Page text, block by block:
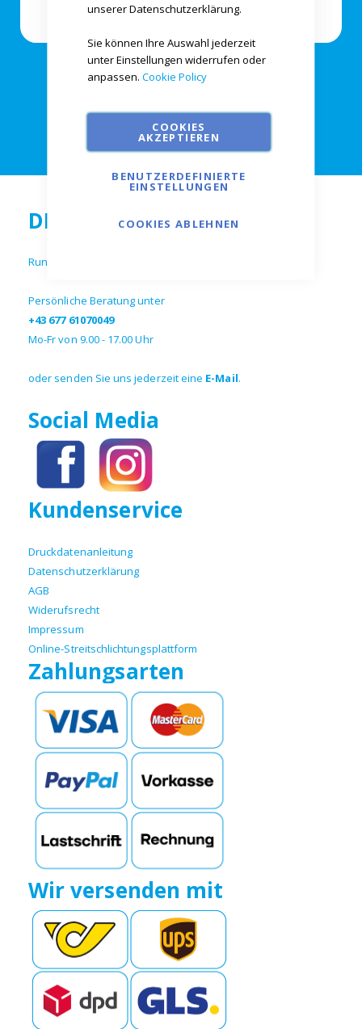
unserer Datenschutzerklärung.
Sie können Ihre Auswahl jederzeit
unter Einstellungen widerrufen oder
anpassen.Cookie Policy
COOKIES
AKZEPTIEREN
BENUTZERDEFINIERTE
EINSTELLUNGEN
COOKIES ABLEHNEN
DRUCKPLATZ.ONLINE
Rund um die Uhr online bestellen.
Persönliche Beratung unter
+43 677 61070049
Mo-Fr von 9.00 - 17.00 Uhr
oder senden Sie uns jederzeit eine E-Mail.
Social Media
Kundenservice
Druckdatenanleitung
Datenschutzerklärung
AGB
Widerufsrecht
Impressum
Online-Streitschlichtungsplattform
Zahlungsarten
Wir versenden mit